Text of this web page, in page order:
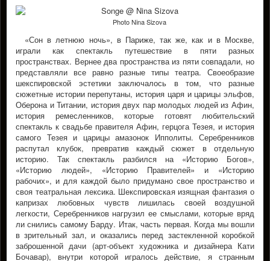
Photo Nina Sizova
«Сон в летнюю ночь», в Париже, так же, как и в Москве,
играли как спектакль путешествие в пяти разных
пространствах. Вернее два пространства из пяти совпадали, но
представляли все равно разные типы театра. Своеобразие
шекспировской эстетики заключалось в том, что разные
сюжетные истории перепутаны, история царя и царицы эльфов,
Оберона и Титании, история двух пар молодых людей из Афин,
история ремесленников, которые готовят любительский
спектакль к свадьбе правителя Афин, герцога Тезея, и история
самого Тезея и царицы амазонок Ипполиты. Серебренников
распутал клубок, превратив каждый сюжет в отдельную
историю. Так спектакль разбился на «Историю Богов»,
«Историю людей», «Историю Правителей» и «Историю
рабочих», и для каждой было придумано свое пространство и
своя театральная лексика. Шекспировская изящная фантазия о
капризах любовных чувств лишилась своей воздушной
легкости, Серебренников нагрузил ее смыслами, которые вряд
ли снились самому Барду. Итак, часть первая. Когда мы вошли
в зрительный зал, и оказались перед застекленной коробкой
заброшенной дачи (арт-объект художника и дизайнера Кати
Бочавар), внутри которой игралось действие, я странным